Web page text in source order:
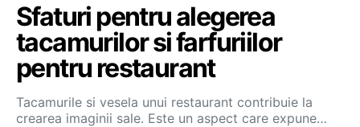
Sfaturi pentru alegerea
tacamurilor si farfuriilor
pentru restaurant
Tacamurile si vesela unui restaurant contribuie la
crearea imaginii sale. Este un aspect care expune…